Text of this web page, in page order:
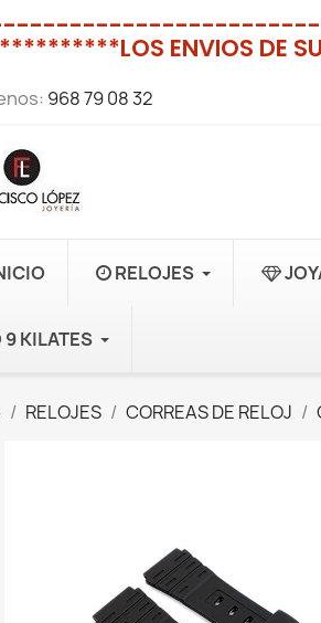
ENVIOS DE
968 79 08 32
RELOJES
9 KILATES
RELOJES CORREAS DE RELOJ